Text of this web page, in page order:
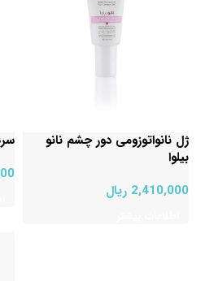
ژل نانواتوزومی دور چشم نانو
بیلوا
2,410,000 ریال